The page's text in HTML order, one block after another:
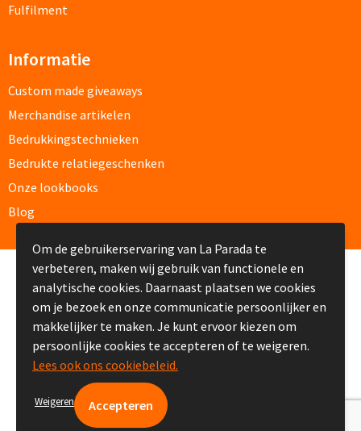
Stormparaplu's bedrukken
Opvouwbare paraplu's bedrukken
Golfparaplu's bedrukken
Kinderparaplu's bedrukken
Poncho's & Regenjassen
Poncho's bedrukken
Regenjassen bedrukken
Custom made
Custom made paraplu's
Custom made poncho's
Fulfilment
Informatie
Custom made giveaways
Merchandise artikelen
Bedrukkingstechnieken
Bedrukte relatiegeschenken
Onze lookbooks
Blog
© Copyright La Parada 2008-2026
Om de gebruikerservaring van La Parada te
verbeteren, maken wij gebruik van functionele en
analytische cookies. Daarnaast plaatsen we cookies
om je bezoek en onze communicatie persoonlijker en
makkelijker te maken. Je kunt ervoor kiezen om
persoonlijke cookies te accepteren of te weigeren.
Lees ook ons cookiebeleid.
Weigeren